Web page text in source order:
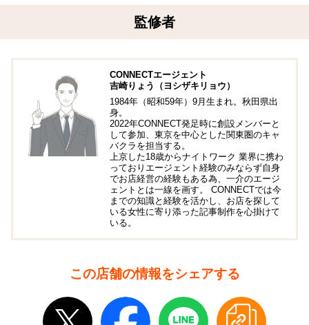
監修者
CONNECTエージェント
吉崎りょう（ヨシザキリョウ）
1984年（昭和59年）9月生まれ。秋田県出
身。
2022年CONNECT発足時に創設メンバーと
して参加、東京を中心とした関東圏のキャ
バクラを担当する。
上京した18歳からナイトワーク 業界に携わ
っておりエージェント経験のみならず自身
でお店経営の経験もある為、一介のエージ
ェントとは一線を画す。 CONNECTでは今
までの知識と経験を活かし、お店を探して
いる女性に寄り添った記事制作を心掛けて
いる。
この店舗の情報をシェアする